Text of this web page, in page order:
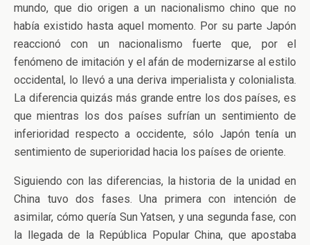
mundo, que dio origen a un nacionalismo chino que no
había existido hasta aquel momento. Por su parte Japón
reaccionó con un nacionalismo fuerte que, por el
fenómeno de imitación y el afán de modernizarse al estilo
occidental, lo llevó a una deriva imperialista y colonialista.
La diferencia quizás más grande entre los dos países, es
que mientras los dos países sufrían un sentimiento de
inferioridad respecto a occidente, sólo Japón tenía un
sentimiento de superioridad hacia los países de oriente.
Siguiendo con las diferencias, la historia de la unidad en
China tuvo dos fases. Una primera con intención de
asimilar, cómo quería Sun Yatsen, y una segunda fase, con
la llegada de la República Popular China, que apostaba